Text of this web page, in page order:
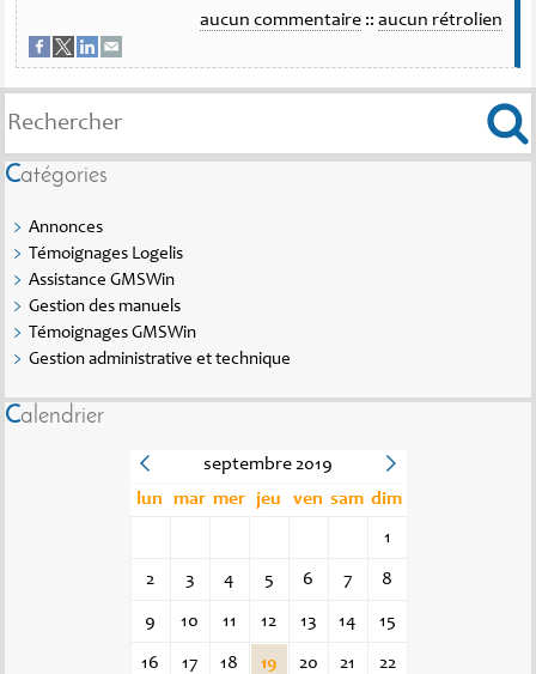
aucun commentaire :: aucun rétrolien
Catégories
Annonces
Témoignages Logelis
Assistance GMSWin
Gestion des manuels
Témoignages GMSWin
Gestion administrative et technique
Calendrier
septembre 2019
lun
mar mer jeu ven sam dim
1
2 3 4 5 6 7 8
9 10 11 12 13 14 15
16 17 18 19 20 21 22